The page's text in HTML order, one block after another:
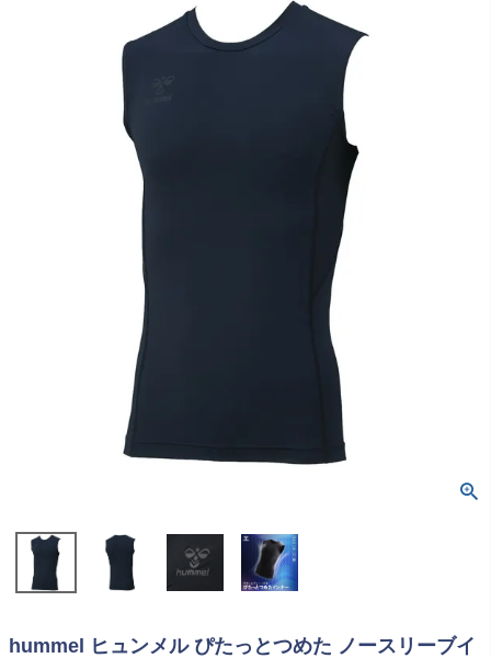
hummel ヒュンメル ぴたっとつめた ノースリーブイ